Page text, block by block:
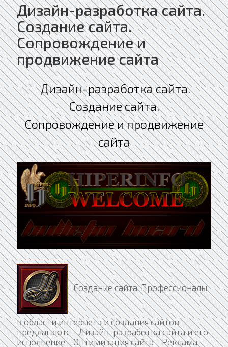
Дизайн-разработка сайта.
Создание сайта.
Сопровождение и
продвижение сайта
Дизайн-разработка сайта.
Создание сайта.
Сопровождение и продвижение
сайта
Создание сайта. Профессионалы
в области интернета и создания сайтов
предлагают: - Дизайн-разработка сайта и его
исполнение - Оптимизация сайта - Реклама